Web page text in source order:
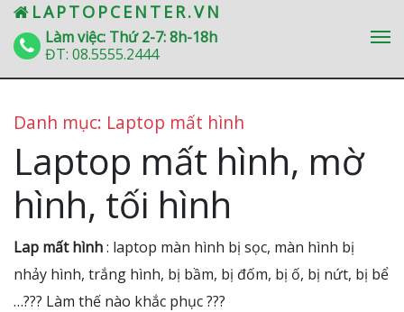
» Laptop mất hình
LAPTOPCENTER.VN
Làm việc: Thứ 2-7: 8h-18h
ĐT: 08.5555.2444
Danh mục: Laptop mất hình
Laptop mất hình, mờ
hình, tối hình
Lap mất hình: laptop màn hình bị sọc, màn hình bị
nhảy hình, trắng hình, bị bầm, bị đốm, bị ố, bị nứt, bị bể
…??? Làm thế nào khắc phục ???